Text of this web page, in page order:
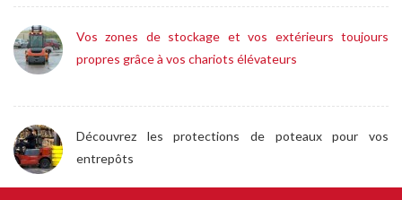
Vos zones de stockage et vos extérieurs toujours
propres grâce à vos chariots élévateurs
Découvrez les protections de poteaux pour vos
entrepôts